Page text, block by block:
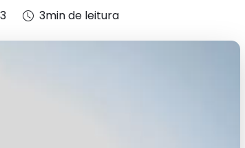
3min de leitura